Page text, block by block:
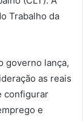
Trabalho da
governo lança,
as reais
configurar
e